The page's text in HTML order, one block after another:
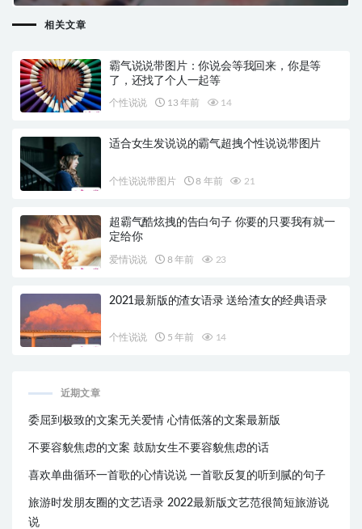
相关文章
霸气说说带图片：你说会等我回来，你是等
了，还找了个人一起等
个性说说 13 年前 14
适合女生发说说的霸气超拽个性说说带图片
个性说说带图片 8 年前 21
超霸气酷炫拽的告白句子 你要的只要我有就一
定给你
爱情说说 8 年前 23
2021最新版的渣女语录 送给渣女的经典语录
个性说说 5 年前 14
近期文章
委屈到极致的文案无关爱情 心情低落的文案最新版
不要容貌焦虑的文案 鼓励女生不要容貌焦虑的话
喜欢单曲循环一首歌的心情说说 一首歌反复的听到腻的句子
旅游时发朋友圈的文艺语录 2022最新版文艺范很简短旅游说
说